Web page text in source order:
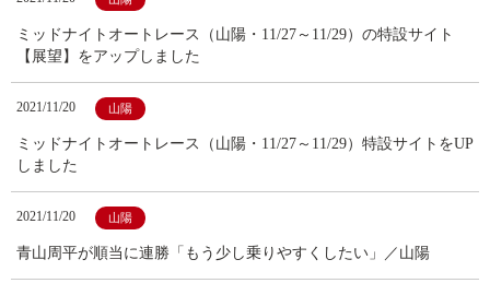
ミッドナイトオートレース（山陽・11/27～11/29）の特設サイト
【展望】をアップしました
2021/11/20 山陽
ミッドナイトオートレース（山陽・11/27～11/29）特設サイトをUP
しました
2021/11/20 山陽
青山周平が順当に連勝「もう少し乗りやすくしたい」／山陽